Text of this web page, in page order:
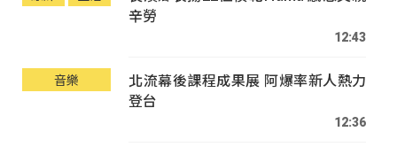
辛勞
12:43
音樂
北流幕後課程成果展 阿爆率新人熱力
登台
12:36